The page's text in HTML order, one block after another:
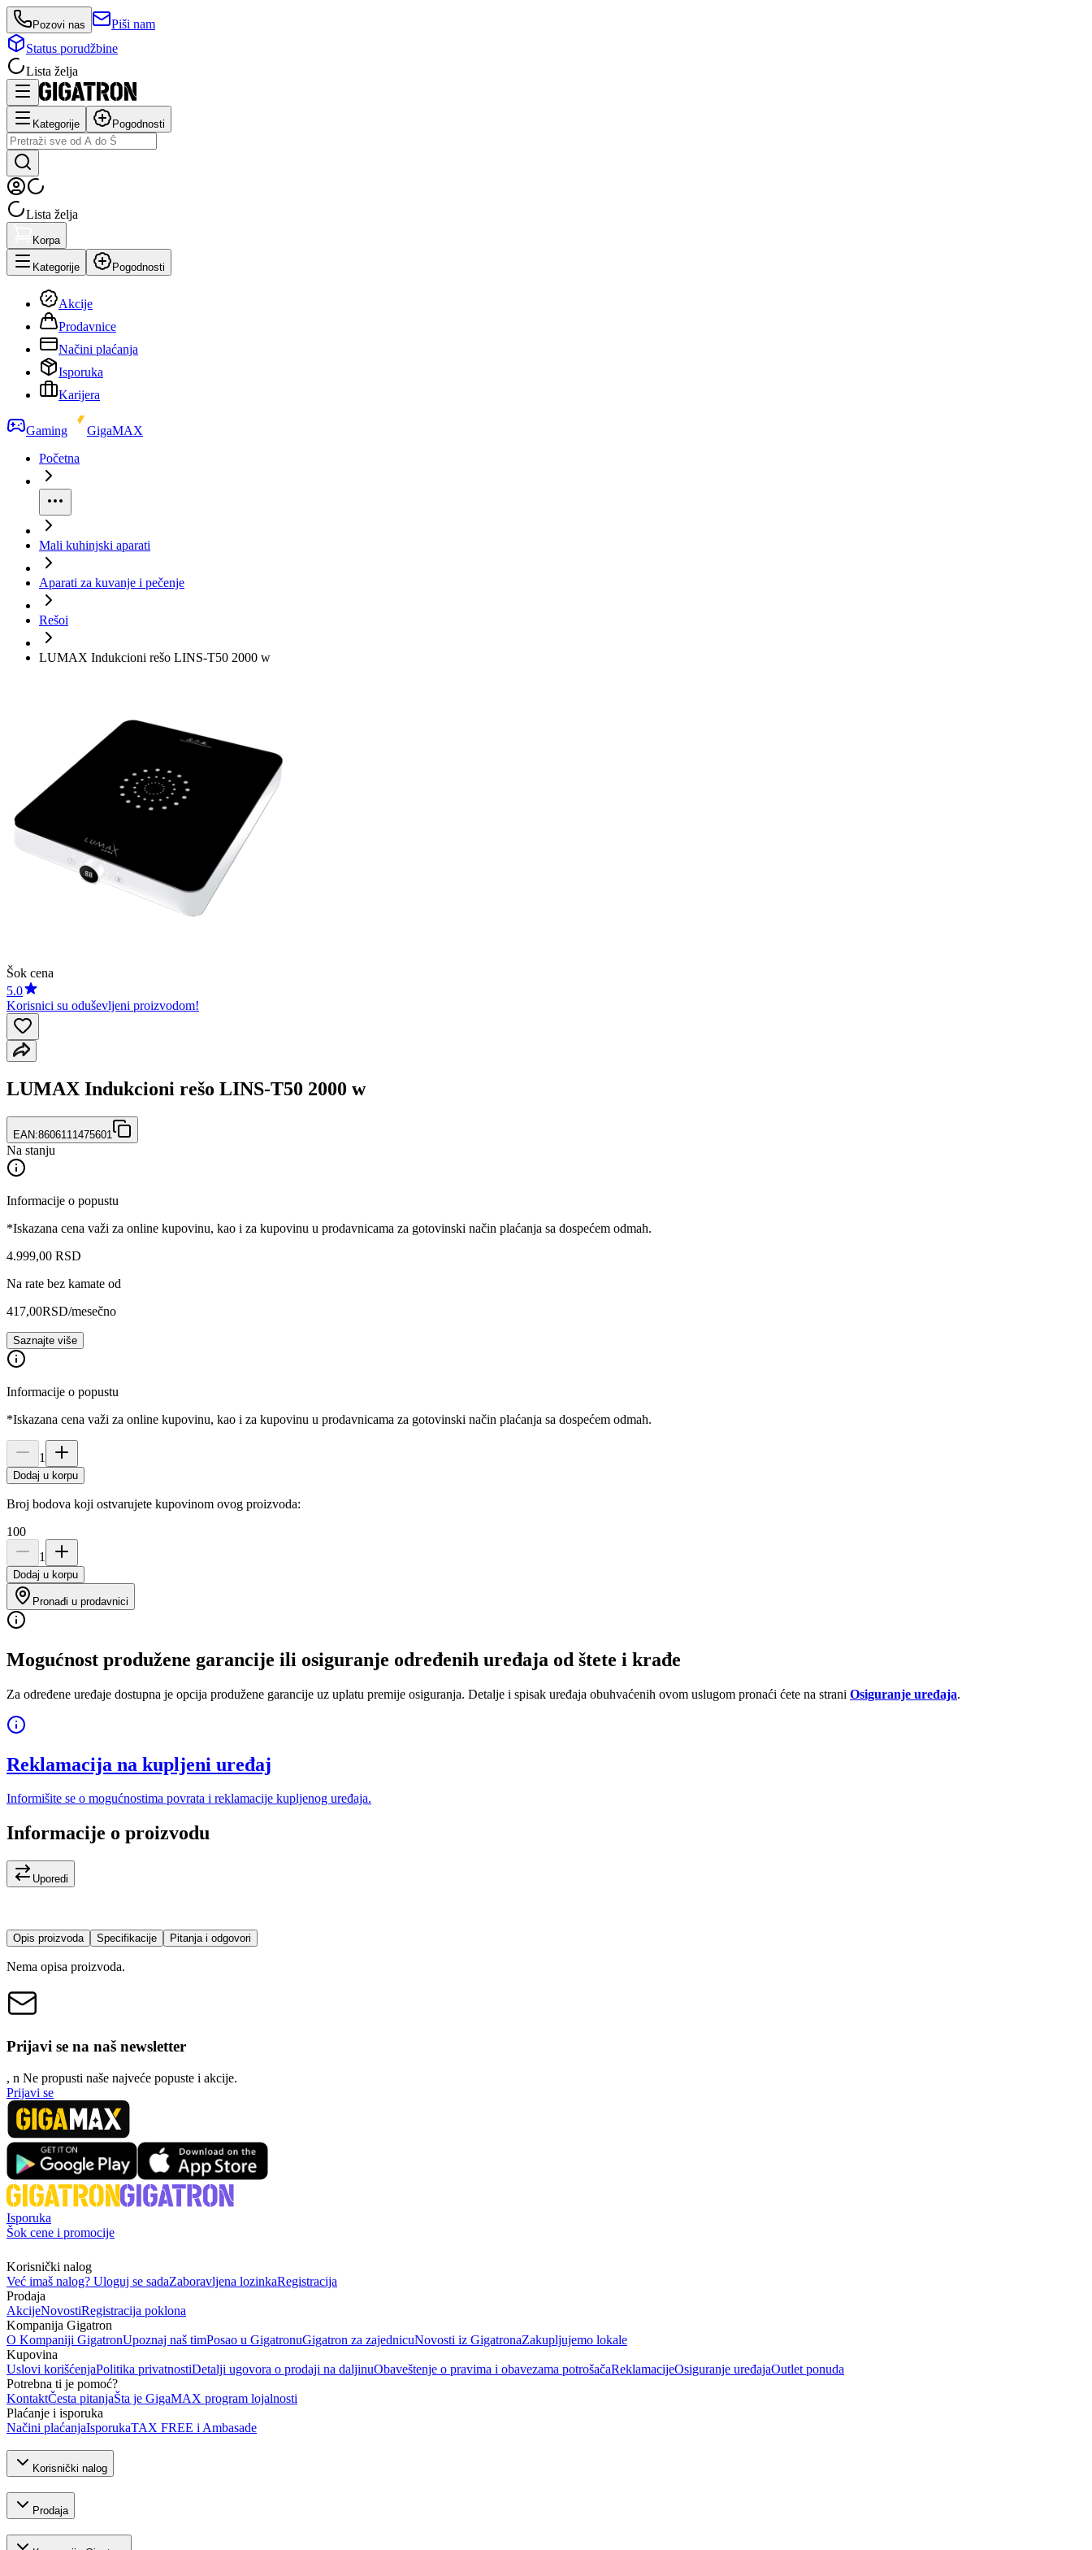
Pozovi nas
Piši nam
Status porudžbine
Lista želja
Kategorije Pogodnosti
Lista želja
Korpa
Kategorije Pogodnosti
Akcije
Prodavnice
Načini plaćanja
Isporuka
Karijera
Gaming
GigaMAX
Početna
Mali kuhinjski aparati
Aparati za kuvanje i pečenje
Rešoi
LUMAX Indukcioni rešo LINS-T50 2000 w
Šok cena
5.0
Korisnici su oduševljeni proizvodom!
LUMAX Indukcioni rešo LINS-T50 2000 w
EAN:8606111475601
Na stanju
Informacije o popustu
*Iskazana cena važi za online kupovinu, kao i za kupovinu u prodavnicama za gotovinski način plaćanja sa dospećem odmah.
4.999,00 RSD
Na rate bez kamate od
417,00RSD/mesečno
Saznajte više
Informacije o popustu
*Iskazana cena važi za online kupovinu, kao i za kupovinu u prodavnicama za gotovinski način plaćanja sa dospećem odmah.
1
Dodaj u korpu
Broj bodova koji ostvarujete kupovinom ovog proizvoda:
100
1
Dodaj u korpu
Pronađi u prodavnici
Mogućnost produžene garancije ili osiguranje određenih uređaja od štete i krađe
Za određene uređaje dostupna je opcija produžene garancije uz uplatu premije osiguranja. Detalje i spisak uređaja obuhvaćenih ovom uslugom pronaći ćete na strani Osiguranje uređaja.
Reklamacija na kupljeni uređaj
Informišite se o mogućnostima povrata i reklamacije kupljenog uređaja.
Informacije o proizvodu
Uporedi
Opis proizvoda Specifikacije Pitanja i odgovori
Nema opisa proizvoda.
Prijavi se na naš newsletter
, n Ne propusti naše najveće popuste i akcije.
Prijavi se
Isporuka
Šok cene i promocije
Korisnički nalog
Već imaš nalog? Uloguj se sadaZaboravljena lozinkaRegistracija
Prodaja
AkcijeNovostiRegistracija poklona
Kompanija Gigatron
O Kompaniji GigatronUpoznaj naš timPosao u GigatronuGigatron za zajednicuNovosti iz GigatronaZakupljujemo lokale
Kupovina
Uslovi korišćenjaPolitika privatnostiDetalji ugovora o prodaji na daljinuObaveštenje o pravima i obavezama potrošačaReklamacijeOsiguranje uređajaOutlet ponuda
Potrebna ti je pomoć?
KontaktČesta pitanjaŠta je GigaMAX program lojalnosti
Plaćanje i isporuka
Načini plaćanjaIsporukaTAX FREE i Ambasade
Korisnički nalog
Prodaja